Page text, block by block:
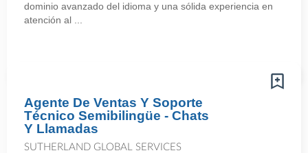
dominio avanzado del idioma y una sólida experiencia en
atención al ...
Agente De Ventas Y Soporte
Técnico Semibilingüe - Chats
Y Llamadas
SUTHERLAND GLOBAL SERVICES